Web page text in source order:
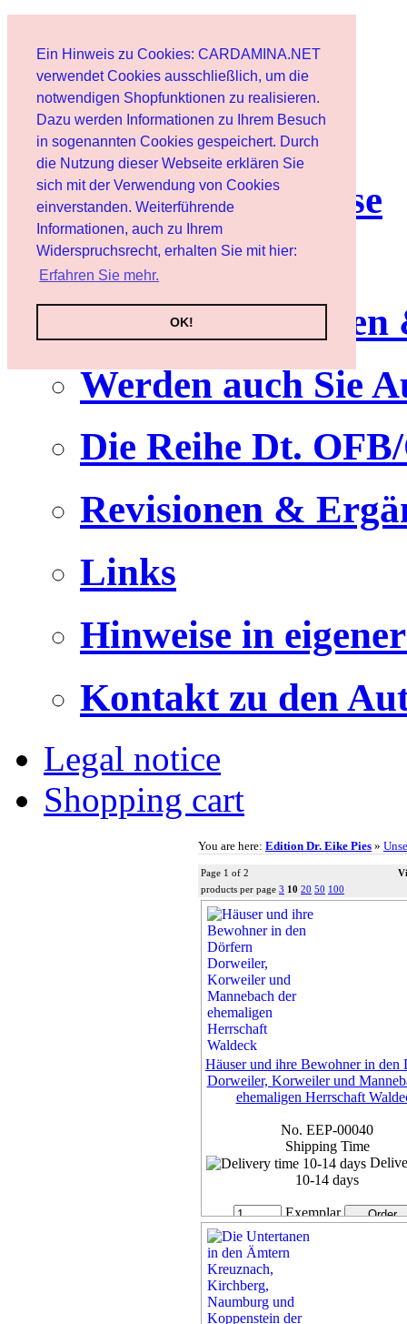
Ein Hinweis zu Cookies: CARDAMINA.NET
verwendet Cookies ausschließlich, um die
notwendigen Shopfunktionen zu realisieren.
Dazu werden Informationen zu Ihrem Besuch
in sogenannten Cookies gespeichert. Durch
die Nutzung dieser Webseite erklären Sie
sich mit der Verwendung von Cookies
einverstanden. Weiterführende
Informationen, auch zu Ihrem
Widerspruchsrecht, erhalten Sie mit hier:
Erfahren Sie mehr.
OK!
User
Newsletter
Nutzungshinweise
Service
Werden auch Sie
Die Reihe Dt.
Revisionen &
Links
Hinweise in
Kontakt zu den
Legal notice
Shopping cart
You are here: Edition Dr. Eike Pies »
Page 1 of 2
products per page 3 10 20 50 100
Häuser und ihre Bewohner in den
Dorweiler, Korweiler und
ehemaligen Herrschaft
No. EEP-00040
Shipping Time
10-14 days
Exemplar
50,00 €
7% VAT included, plus